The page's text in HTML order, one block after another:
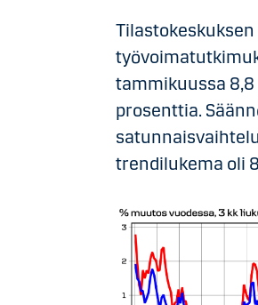
tammikuussa
prosenttia.
trendilukema oli